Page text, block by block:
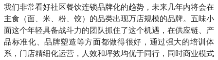
我们非常看好社区餐饮连锁品牌化的趋势，未来几年内将会在
主食（面、米、粉、饺）的品类出现万店规模的品牌。五味小
面这个年轻具备战斗力的团队抓住了这个机遇，在供应链、产
品标准化、品牌塑造等方面都做得很好，通过强大的培训体
系，门店精细化运营，人效和坪效均优于同行，同时商业模式